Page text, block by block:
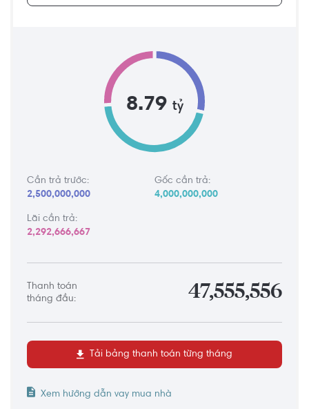
8.79 tỷ
Cần trả trước:
2,500,000,000
Gốc cần trả:
4,000,000,000
Lãi cần trả:
2,292,666,667
Thanh toán
tháng đầu:
47,555,556
Tải bảng thanh toán từng tháng
Xem hướng dẫn vay mua nhà